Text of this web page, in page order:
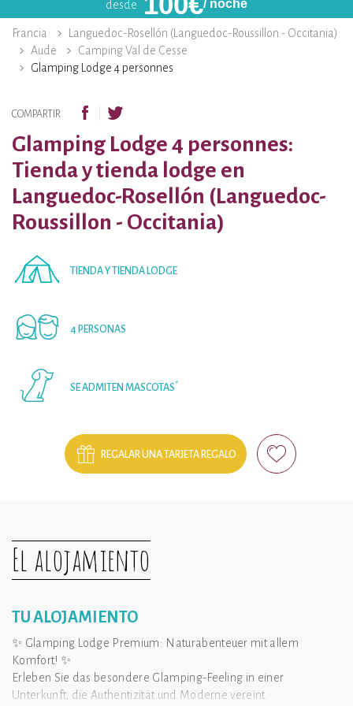
desde / noche
Francia
Languedoc-Rosellón (Languedoc-Roussillon - Occitania)
Aude
Camping Val de Cesse
Glamping Lodge 4 personnes
COMPARTIR
Glamping Lodge 4 personnes:
Tienda y tienda lodge en
Languedoc-Rosellón (Languedoc-
Roussillon - Occitania)
TIENDA Y TIENDA LODGE
4 PERSONAS
SE ADMITEN MASCOTAS*
REGALAR UNA TARJETA REGALO
El alojamiento
TU ALOJAMIENTO
✨ Glamping Lodge Premium: Naturabenteuer mit allem
Komfort! ✨
Erleben Sie das besondere Glamping-Feeling in einer
Unterkunft, die Authentizität und Moderne vereint.